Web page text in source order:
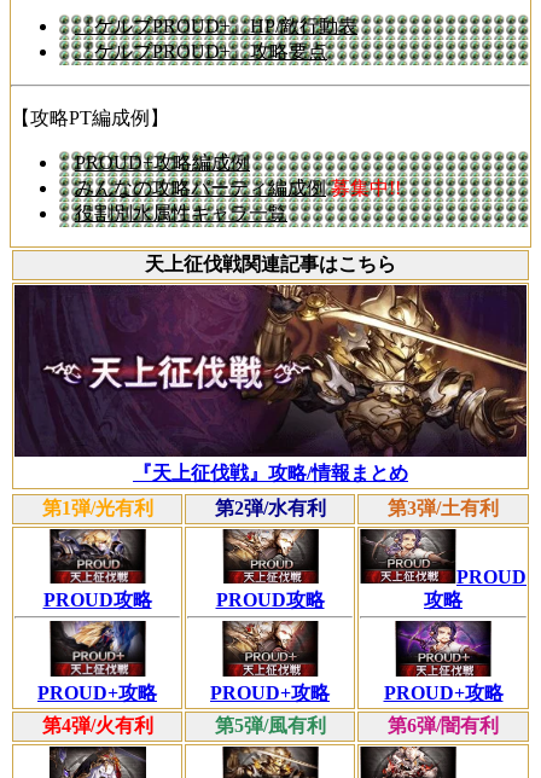
『ケルブPROUD+』HP/敵行動表
『ケルブPROUD+』攻略要点
【攻略PT編成例】
PROUD+攻略編成例
みんなの攻略パーティ編成例 募集中!!
役割別水属性キャラ一覧
天上征伐戦関連記事はこちら
『天上征伐戦』攻略/情報まとめ
第1弾/光有利
第2弾/水有利 第3弾/土有利
PROUD攻略
PROUD+攻略
PROUD攻略
PROUD+攻略
PROUD
攻略
PROUD+攻略
第4弾/火有利
第5弾/風有利 第6弾/闇有利